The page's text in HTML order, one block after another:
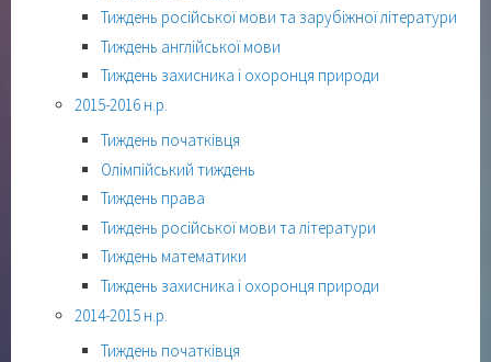
Тиждень російської мови та зарубіжної літератури
Тиждень англійської мови
Тиждень захисника і охоронця природи
2015-2016 н.р.
Тиждень початківця
Олімпійський тиждень
Тиждень права
Тиждень російської мови та літератури
Тиждень математики
Тиждень захисника і охоронця природи
2014-2015 н.р.
Тиждень початківця